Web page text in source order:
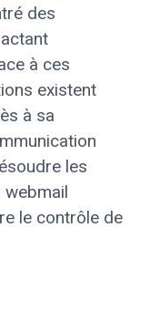
des
à ces
existent
à sa
les
le contrôle de